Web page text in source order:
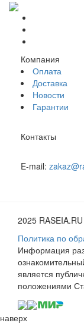
Компания
Оплата
Доставка
Новости
Гарантии
Контакты
E-mail:
2025 RASEIA.RU
Политика по
Информация
является
положениями
наверх